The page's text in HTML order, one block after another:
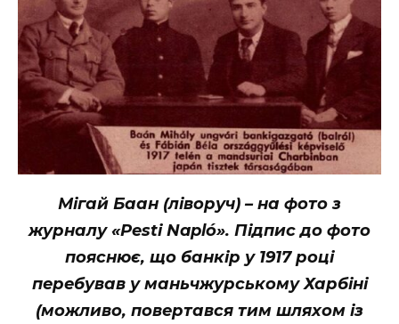
Мігай Баан (ліворуч) – на фото з
журналу «Pesti Napló». Підпис до фото
пояснює, що банкір у 1917 році
перебував у маньчжурському Харбіні
(можливо, повертався тим шляхом із